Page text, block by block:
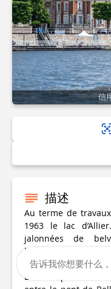
信
描述
Au terme de
1963 le lac
jalonnées de
ludiques ou
restaurer ou boire
D’une superficie
告诉我你想要什么